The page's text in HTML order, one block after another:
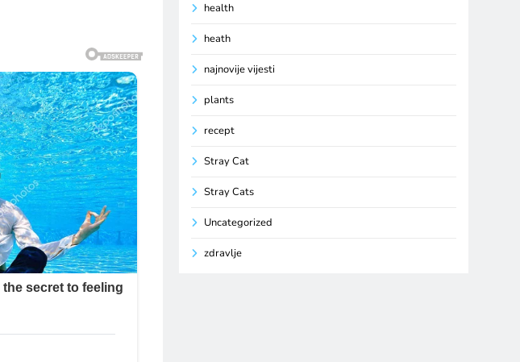
health
heath
najnovije vijesti
plants
recept
Stray Cat
Stray Cats
Uncategorized
zdravlje